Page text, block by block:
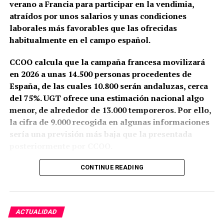
verano a Francia para participar en la vendimia,
atraídos por unos salarios y unas condiciones
laborales más favorables que las ofrecidas
habitualmente en el campo español.
CCOO calcula que la campaña francesa movilizará
en 2026 a unas 14.500 personas procedentes de
España, de las cuales 10.800 serán andaluzas, cerca
del 75%. UGT ofrece una estimación nacional algo
menor, de alrededor de 13.000 temporeros. Por ello,
la cifra de 9.000 recogida en algunas informaciones
sería una previsión más baja que la presentada
Granada y Jaén aportarán conjuntamente unos 8.000
trabajadores. También partirán cuadrillas desde la
Sierra Norte de Córdoba, la Sierra de Cádiz, el sur de
Sevilla, la zona malagueña de Teba y varios
municipios de Almería.
CONTINUE READING
ACTUALIDAD